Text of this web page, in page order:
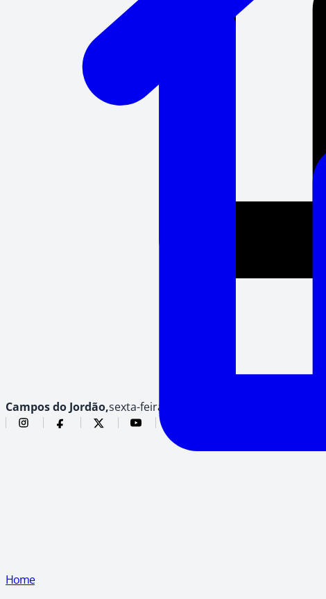
Campos do Jordão,sexta-feira, 7 de agosto de 2026
Home